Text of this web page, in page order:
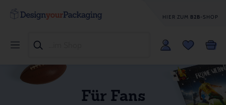
HIER ZUM B2B-SHOP
Für Fans